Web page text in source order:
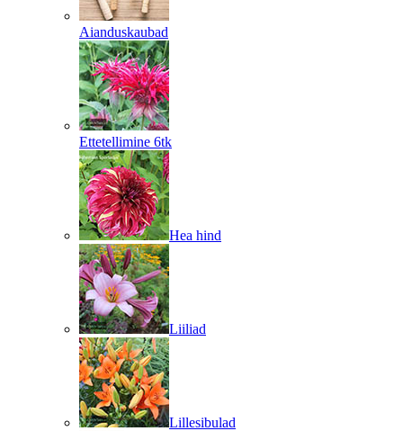
Aianduskaubad
Ettetellimine 6tk
Hea hind
Liiliad
Lillesibulad